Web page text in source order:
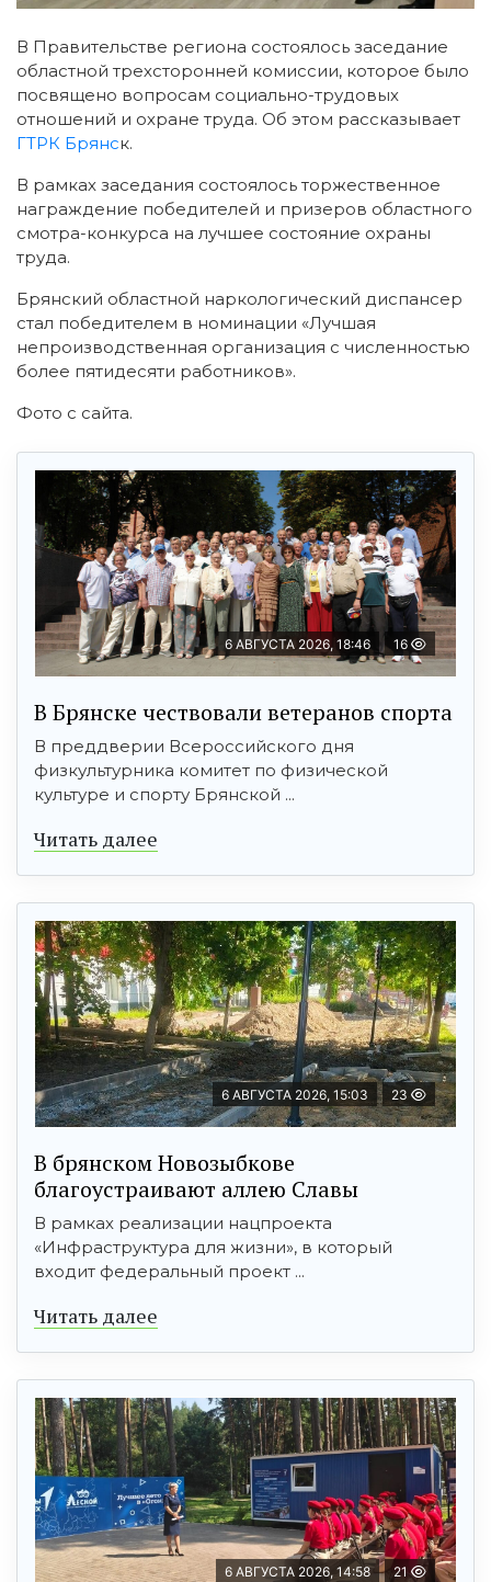
В Правительстве региона состоялось заседание
областной трехсторонней комиссии, которое было
посвящено вопросам социально-трудовых
отношений и охране труда. Об этом рассказывает
ГТРК Брянск.
В рамках заседания состоялось торжественное
награждение победителей и призеров областного
смотра-конкурса на лучшее состояние охраны
труда.
Брянский областной наркологический диспансер
стал победителем в номинации «Лучшая
непроизводственная организация с численностью
более пятидесяти работников».
Фото с сайта.
6 АВГУСТА 2026, 18:46 16
В Брянске чествовали ветеранов спорта
В преддверии Всероссийского дня
физкультурника комитет по физической
культуре и спорту Брянской ...
Читать далее
6 АВГУСТА 2026, 15:03 23
В брянском Новозыбкове
благоустраивают аллею Славы
В рамках реализации нацпроекта
«Инфраструктура для жизни», в который
входит федеральный проект ...
Читать далее
6 АВГУСТА 2026, 14:58 21